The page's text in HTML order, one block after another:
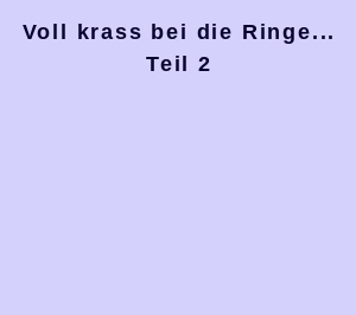
Voll krass bei die Ringe...
Teil 2